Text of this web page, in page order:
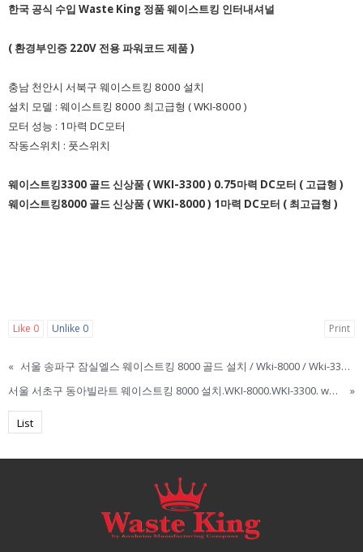
한국 공식 수입 Waste King 정품 웨이스트킹 인터내셔널
( 환경부인증 220V 전용 파워코드 제품 )
충남 천안시 서북구 웨이스트킹 8000 설치
설치 모델 : 웨이스트킹 8000 최고급형 ( WKI-8000 )
모터 성능 : 1마력 DC모터
작동스위치 : 풋스위치
웨이스트킹3300 골드 신상품 ( WKI-3300 ) 0.75마력 DC모터 ( 고급형 )
웨이스트킹8000 골드 신상품 ( WKI-8000 ) 1마력 DC모터 ( 최고급형 )
Like 0 Unlike 0 Print
«
서울 송파구 잠실엘스 웨이스트킹 8000 골드 설치 / Wki-8000 / Wki-3300 / 웨이스트킹설치 / 웨이스트킹부품 / 웨이스트킹8000 / 웨이스트킹3300 / 웨이스트킹 / Wasteking / 미국음식물
서울 서초구 동아빌라트 웨이스트킹 8000 설치.WKI-8000.WKI-3300. wasteking. 웨이스트킹. 웨이스트킹정품. 미국음식물처리기. 음식물처리기. 음식물분쇄기
»
List